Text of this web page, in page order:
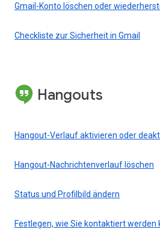
Gmail-Konto löschen oder
Checkliste zur Sicherheit in Gmail
Hangouts
Hangout-Verlauf aktivieren oder
Hangout-Nachrichtenverlauf löschen
Status und Profilbild ändern
Festlegen, wie Sie kontaktiert werden